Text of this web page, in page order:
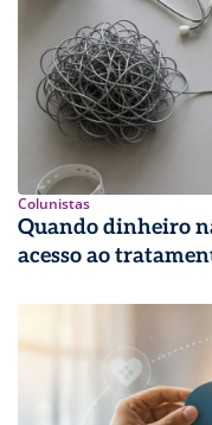
Colunistas
Quando dinheiro
acesso ao